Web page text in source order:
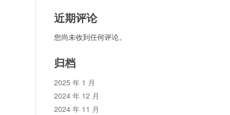
近期评论
您尚未收到任何评论。
归档
2025 年 1 月
2024 年 12 月
2024 年 11 月